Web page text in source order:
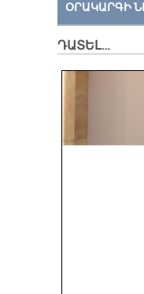
ՕՐԱԿԱՐԳԻ
ԴԱՏԵԼ…